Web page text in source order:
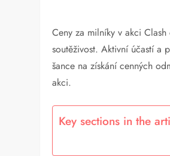
Ceny za milníky v akci
soutěživost. Aktivní účastí a
šance na získání cenných
akci.
Key sections in the